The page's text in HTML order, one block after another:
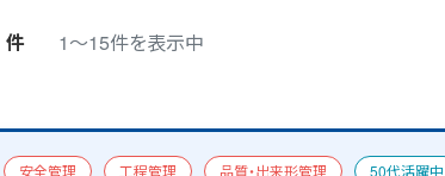
件 1〜15件を表示中
安全管理 工程管理 品質・出来形管理 50代活躍中